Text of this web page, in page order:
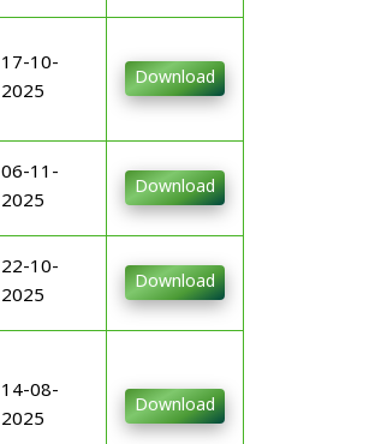
17-10-
2025
Download
06-11-
2025
Download
22-10-
2025
Download
14-08-
2025
Download